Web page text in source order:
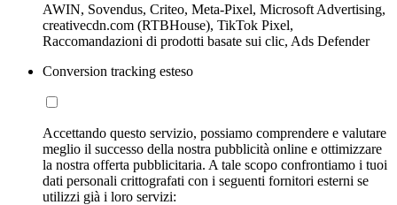
AWIN, Sovendus, Criteo, Meta-Pixel, Microsoft Advertising,
creativecdn.com (RTBHouse), TikTok Pixel,
Raccomandazioni di prodotti basate sui clic, Ads Defender
Conversion tracking esteso
Accettando questo servizio, possiamo comprendere e valutare
meglio il successo della nostra pubblicità online e ottimizzare
la nostra offerta pubblicitaria. A tale scopo confrontiamo i tuoi
dati personali crittografati con i seguenti fornitori esterni se
utilizzi già i loro servizi: